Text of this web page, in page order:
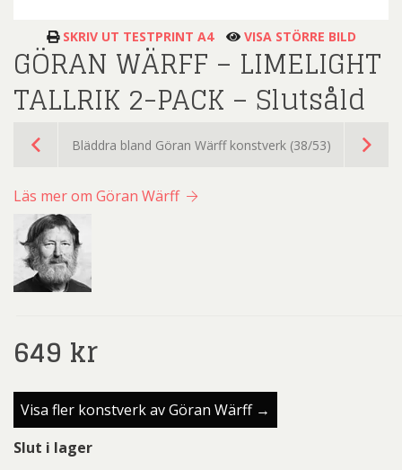
SKRIV UT TESTPRINT A4 VISA STÖRRE BILD
GÖRAN WÄRFF – LIMELIGHT
TALLRIK 2-PACK – Slutsåld
Bläddra bland Göran Wärff konstverk (38/53)
Läs mer om Göran Wärff
649 kr
Visa fler konstverk av Göran Wärff →
Slut i lager